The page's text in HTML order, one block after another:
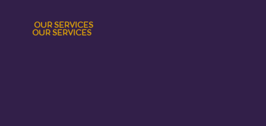
OUR SERVICES
OUR SERVICES